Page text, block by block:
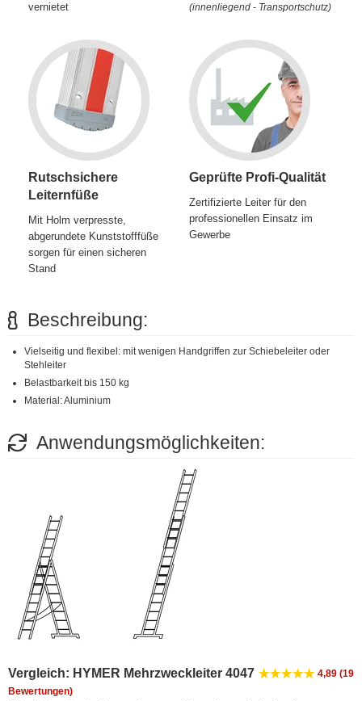
vernietet (innenliegend - Transportschutz)
Rutschsichere
Leiternfüße
Mit Holm verpresste,
abgerundete Kunststofffüße
sorgen für einen sicheren
Stand
Geprüfte Profi-Qualität
Zertifizierte Leiter für den
professionellen Einsatz im
Gewerbe
Beschreibung:
Vielseitig und flexibel: mit wenigen Handgriffen zur Schiebeleiter oder
Stehleiter
Belastbarkeit bis 150 kg
Material: Aluminium
Anwendungsmöglichkeiten:
Vergleich: HYMER Mehrzweckleiter 4047
4,89 (19
Bewertungen)